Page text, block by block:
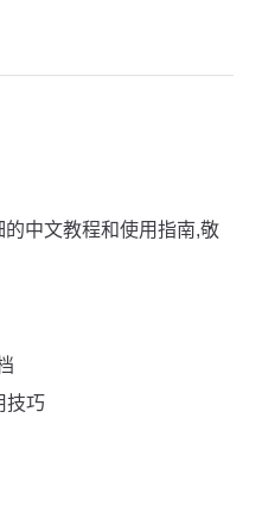
中文教程和使用指南,敬
技巧